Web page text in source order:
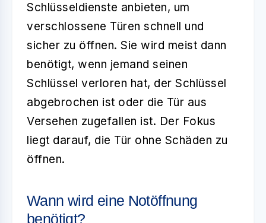
Schlüsseldienste anbieten, um
verschlossene Türen schnell und
sicher zu öffnen. Sie wird meist dann
benötigt, wenn jemand seinen
Schlüssel verloren hat, der Schlüssel
abgebrochen ist oder die Tür aus
Versehen zugefallen ist. Der Fokus
liegt darauf, die Tür ohne Schäden zu
öffnen.
Wann wird eine Notöffnung
benötigt?